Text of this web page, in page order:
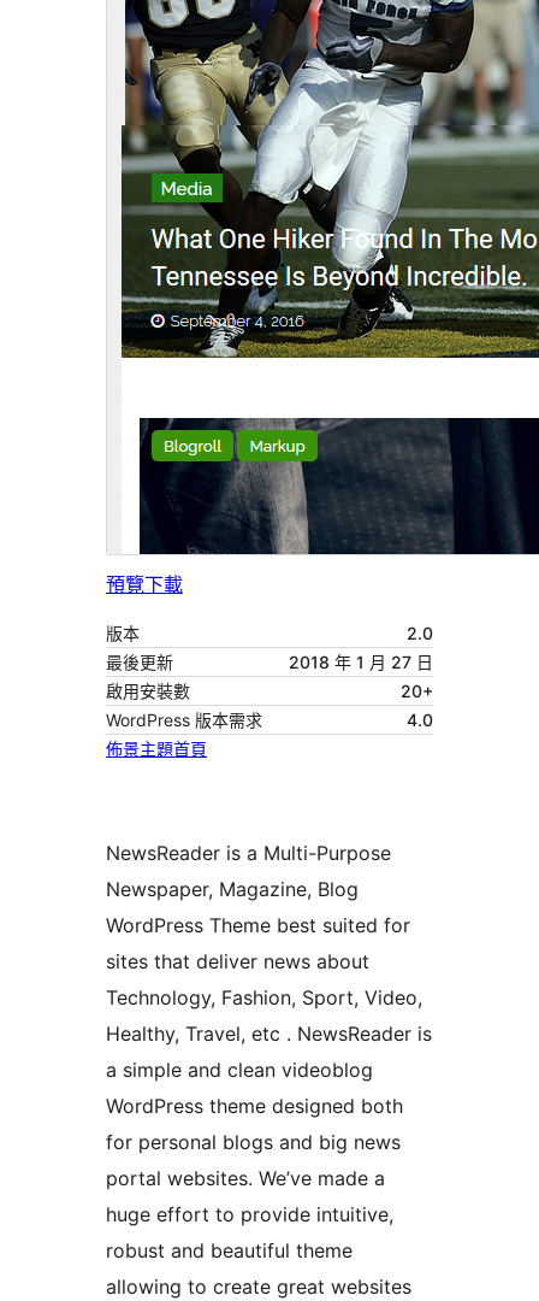
預覽下載
版本
2.0
最後更新
2018 年 1 月 27 日
啟用安裝數
20+
WordPress 版本需求
4.0
佈景主題首頁
NewsReader is a Multi-Purpose
Newspaper, Magazine, Blog
WordPress Theme best suited for
sites that deliver news about
Technology, Fashion, Sport, Video,
Healthy, Travel, etc . NewsReader is
a simple and clean videoblog
WordPress theme designed both
for personal blogs and big news
portal websites. We’ve made a
huge effort to provide intuitive,
robust and beautiful theme
allowing to create great websites